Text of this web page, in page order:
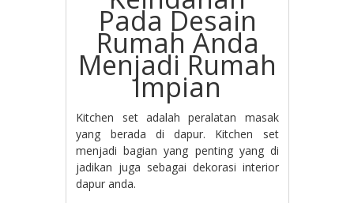
Pada Desain
Rumah Anda
Menjadi Rumah
Impian
Kitchen set adalah peralatan masak
yang berada di dapur. Kitchen set
menjadi bagian yang penting yang di
jadikan juga sebagai dekorasi interior
dapur anda.